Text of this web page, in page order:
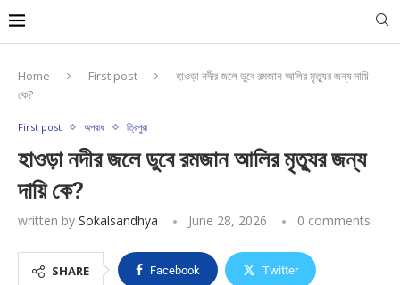
Home First post
হাওড়া নদীর জলে ডুবে রমজান আলির মৃত্যুর জন্য দায়ি
কে?
First post অপরাধ ত্রিপুরা
হাওড়া নদীর জলে ডুবে রমজান আলির মৃত্যুর জন্য
দায়ি কে?
written by Sokalsandhya June 28, 2026 0 comments
SHARE Facebook Twitter